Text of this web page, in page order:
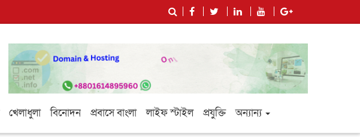
খেলাধুলা বিনোদন প্রবাসে বাংলা লাইফ স্টাইল প্রযুক্তি অন্যান্য